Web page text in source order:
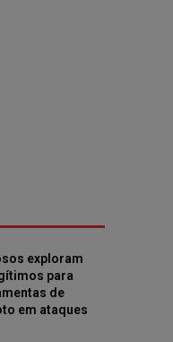
exploram
para
de
em ataques